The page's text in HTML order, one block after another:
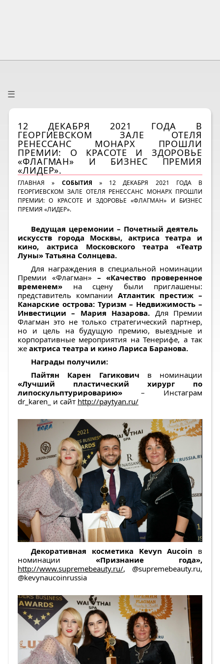
☰
12 ДЕКАБРЯ 2021 ГОДА В
ГЕОРГИЕВСКОМ ЗАЛЕ ОТЕЛЯ
РЕНЕССАНС МОНАРХ ПРОШЛИ
ПРЕМИИ: О КРАСОТЕ И ЗДОРОВЬЕ
«ФЛАГМАН» И БИЗНЕС ПРЕМИЯ
«ЛИДЕР».
ГЛАВНАЯ » СОБЫТИЯ » 12 ДЕКАБРЯ 2021 ГОДА В
ГЕОРГИЕВСКОМ ЗАЛЕ ОТЕЛЯ РЕНЕССАНС МОНАРХ ПРОШЛИ
ПРЕМИИ: О КРАСОТЕ И ЗДОРОВЬЕ «ФЛАГМАН» И БИЗНЕС
ПРЕМИЯ «ЛИДЕР».
Ведущая церемонии – Почетный деятель
искусств города Москвы, актриса театра и
кино, актриса Московского театра «Театр
Луны» Татьяна Солнцева.
Для награждения в специальной номинации
Премии «Флагман» – «Качество проверенное
временем» на сцену были приглашены:
представитель компании Атлантик престиж –
Канарские острова: Туризм – Недвижимость –
Инвестиции – Мария Назарова. Для Премии
Флагман это не только стратегический партнер,
но и цель на будущую премию,
выездные и
корпоративные мероприятия на Тенерифе, а так
же актриса театра и кино Лариса Баранова.
Награды получили:
Пайтян Карен Гагикович в номинации
«Лучший пластический хирург по
липоскульптурироварию» – Инстаграм
dr_karen_ и сайт http://paytyan.ru/
Декоративная косметика Kevyn Aucoin в
номинации «Признание года»,
http://www.supremebeauty.ru/, @supremebeauty.ru,
@kevynaucoinrussia